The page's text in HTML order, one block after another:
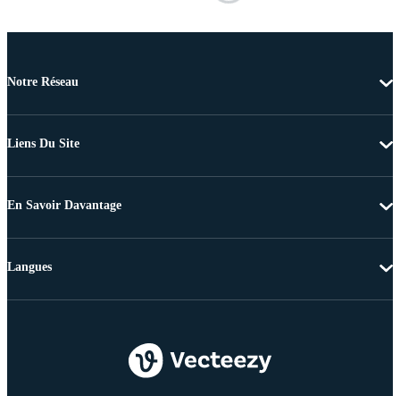
Notre Réseau
Liens Du Site
En Savoir Davantage
Langues